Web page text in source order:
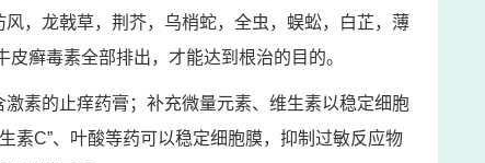
，龙戟草，荆芥，乌梢蛇，全虫，蜈蚣，白芷，薄
癣毒素全部排出，才能达到根治的目的。
素的止痒药膏；补充微量元素、维生素以稳定细胞
素C”、叶酸等药可以稳定细胞膜，抑制过敏反应物